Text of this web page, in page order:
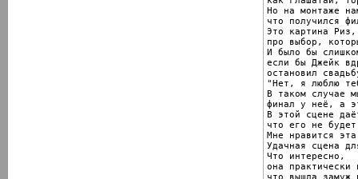
Но на монтаже
что получился
Это картина
про выбор,
И было бы
если бы Джейк
остановил
"Нет, я люблю
В таком случае
финал у неё, а
В этой сцене
что его не
Мне нравится
Удачная сцена
Что интересно,
она практически
что вышла замуж